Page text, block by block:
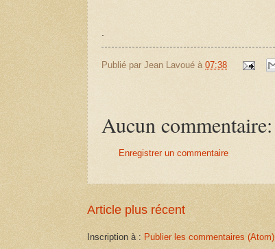
Publié par Jean Lavoué à 07:38
Aucun commentaire:
Enregistrer un commentaire
Article plus récent
Inscription à : Publier les commentaires (Atom)